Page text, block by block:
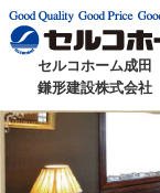
セルコホーム成田
鎌形建設株式会社